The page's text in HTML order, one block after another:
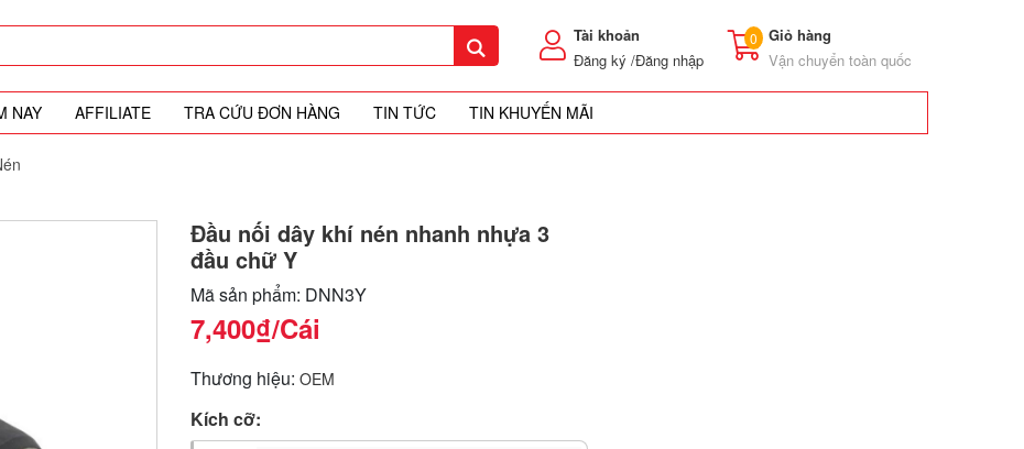
Tài khoản
Đăng ký /Đăng nhập
0
Giỏ hàng
Vận chuyển toàn quốc
NAY AFFILIATE TRA CỨU ĐƠN HÀNG TIN TỨC TIN KHUYẾN MÃI
Đầu nối dây khí nén nhanh nhựa 3
đầu chữ Y
Mã sản phẩm: DNN3Y
7,400₫/Cái
Thương hiệu: OEM
Kích cỡ: